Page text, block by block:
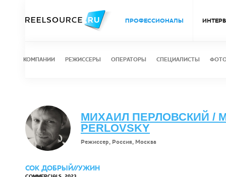
ПРОФЕССИОНАЛЫ
КОМПАНИИ РЕЖИССЕРЫ ОПЕРАТОРЫ СПЕЦИАЛИСТЫ
МИХАИЛ ПЕРЛОВСКИЙ /
PERLOVSKY
Режиссер, Россия, Москва
СОК ДОБРЫЙ//УЖИН